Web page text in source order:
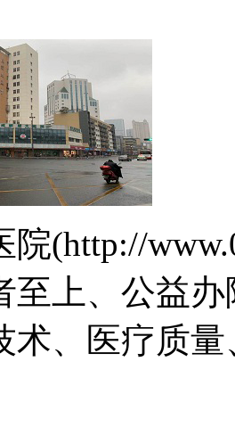
院(http://
至上、公益
术、医疗质